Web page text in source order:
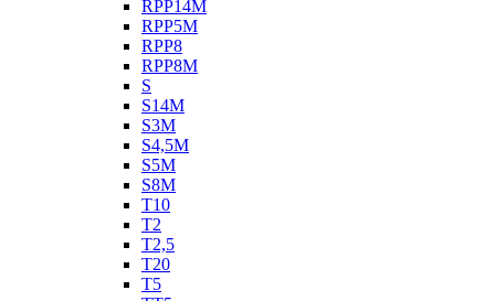
RPP14M
RPP5M
RPP8
RPP8M
S
S14M
S3M
S4,5M
S5M
S8M
T10
T2
T2,5
T20
T5